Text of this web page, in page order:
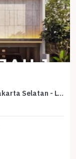
Dijual rumah Mewah di Permata Hijau, Jakarta Selatan - LT 151m²